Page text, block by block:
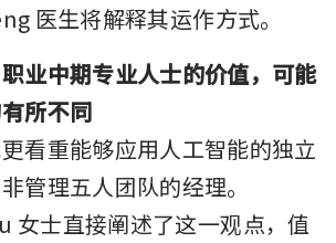
医生将解释其运作方式。
业中期专业人士的价值，可能
所不同
看重能够应用人工智能的独立
管理五人团队的经理。
女士直接阐述了这一观点，值